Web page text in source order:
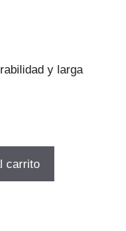
y larga
carrito